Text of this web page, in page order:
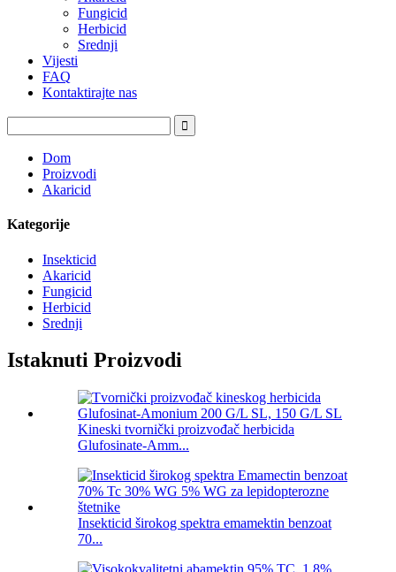
Fungicid
Herbicid
Srednji
Vijesti
FAQ
Kontaktirajte nas
Dom
Proizvodi
Akaricid
Kategorije
Insekticid
Akaricid
Fungicid
Herbicid
Srednji
Istaknuti Proizvodi
Kineski tvornički proizvođač herbicida
Glufosinate-Amm...
Insekticid širokog spektra emamektin benzoat
70...